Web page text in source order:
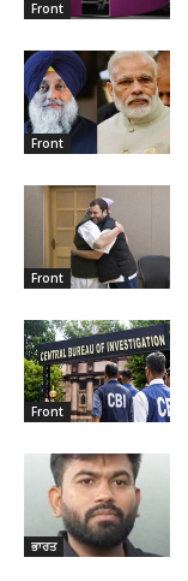
Front
Front
Front
Front
ਭਾਰਤ